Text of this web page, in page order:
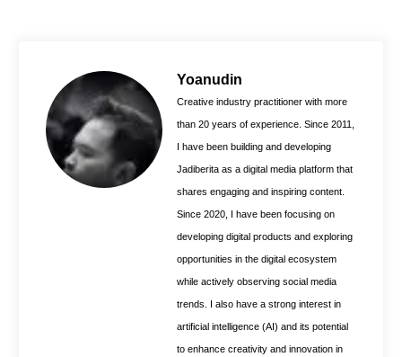
k
r
e
s
t
A
p
p
Yoanudin
Creative industry practitioner with more
than 20 years of experience. Since 2011,
I have been building and developing
Jadiberita as a digital media platform that
shares engaging and inspiring content.
Since 2020, I have been focusing on
developing digital products and exploring
opportunities in the digital ecosystem
while actively observing social media
trends. I also have a strong interest in
artificial intelligence (AI) and its potential
to enhance creativity and innovation in